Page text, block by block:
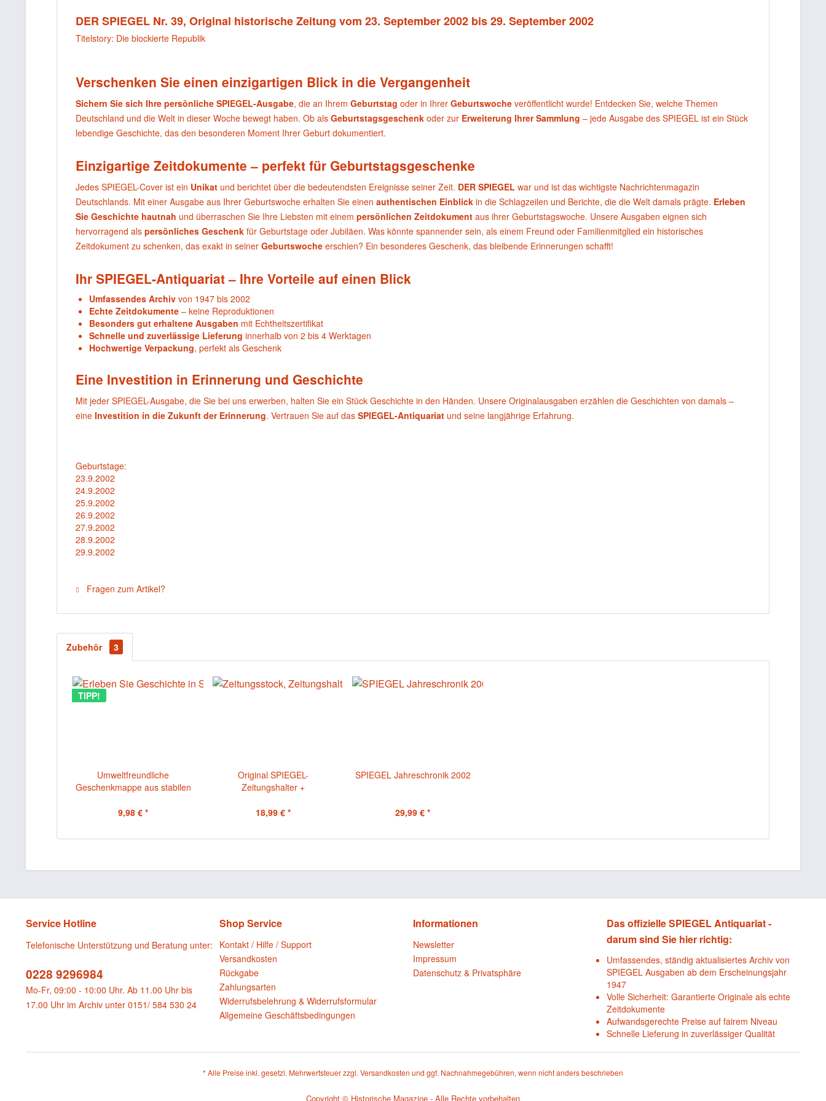
DER SPIEGEL Nr. 39, Original historische Zeitung vom 23. September 2002 bis 29. September 2002
Titelstory: Die blockierte Republik
Verschenken Sie einen einzigartigen Blick in die Vergangenheit
Sichern Sie sich Ihre persönliche SPIEGEL-Ausgabe, die an Ihrem Geburtstag oder in Ihrer Geburtswoche veröffentlicht wurde! Entdecken Sie, welche Themen
Deutschland und die Welt in dieser Woche bewegt haben. Ob als Geburtstagsgeschenk oder zur Erweiterung Ihrer Sammlung – jede Ausgabe des SPIEGEL ist ein Stück
lebendige Geschichte, das den besonderen Moment Ihrer Geburt dokumentiert.
Einzigartige Zeitdokumente – perfekt für Geburtstagsgeschenke
Jedes SPIEGEL-Cover ist ein Unikat und berichtet über die bedeutendsten Ereignisse seiner Zeit. DER SPIEGEL war und ist das wichtigste Nachrichtenmagazin
Deutschlands. Mit einer Ausgabe aus Ihrer Geburtswoche erhalten Sie einen authentischen Einblick in die Schlagzeilen und Berichte, die die Welt damals prägte. Erleben
Sie Geschichte hautnah und überraschen Sie Ihre Liebsten mit einem persönlichen Zeitdokument aus ihrer Geburtstagswoche. Unsere Ausgaben eignen sich
hervorragend als persönliches Geschenk für Geburtstage oder Jubiläen. Was könnte spannender sein, als einem Freund oder Familienmitglied ein historisches
Zeitdokument zu schenken, das exakt in seiner Geburtswoche erschien? Ein besonderes Geschenk, das bleibende Erinnerungen schafft!
Ihr SPIEGEL-Antiquariat – Ihre Vorteile auf einen Blick
Umfassendes Archiv von 1947 bis 2002
Echte Zeitdokumente – keine Reproduktionen
Besonders gut erhaltene Ausgaben mit Echtheitszertifikat
Schnelle und zuverlässige Lieferung innerhalb von 2 bis 4 Werktagen
Hochwertige Verpackung, perfekt als Geschenk
Eine Investition in Erinnerung und Geschichte
Mit jeder SPIEGEL-Ausgabe, die Sie bei uns erwerben, halten Sie ein Stück Geschichte in den Händen. Unsere Originalausgaben erzählen die Geschichten von damals –
eine Investition in die Zukunft der Erinnerung. Vertrauen Sie auf das SPIEGEL-Antiquariat und seine langjährige Erfahrung.
Geburtstage:
23.9.2002
24.9.2002
25.9.2002
26.9.2002
27.9.2002
28.9.2002
29.9.2002
Fragen zum Artikel?
Zubehör 3
TIPP!
Umweltfreundliche
Geschenkmappe aus stabilen
9,98 € *
Original SPIEGEL-
Zeitungshalter +
18,99 € *
SPIEGEL Jahreschronik 2002
29,99 € *
Service Hotline
Telefonische Unterstützung und Beratung unter:
0228 9296984
Mo-Fr, 09:00 - 10:00 Uhr. Ab 11.00 Uhr bis
17.00 Uhr im Archiv unter 0151/ 584 530 24
Shop Service
Kontakt / Hilfe / Support
Versandkosten
Rückgabe
Zahlungsarten
Widerrufsbelehrung & Widerrufsformular
Allgemeine Geschäftsbedingungen
Informationen
Newsletter
Impressum
Datenschutz & Privatsphäre
Das offizielle SPIEGEL Antiquariat -
darum sind Sie hier richtig:
Umfassendes, ständig aktualisiertes Archiv von
SPIEGEL Ausgaben ab dem Erscheinungsjahr
1947
Volle Sicherheit: Garantierte Originale als echte
Zeitdokumente
Aufwandsgerechte Preise auf fairem Niveau
Schnelle Lieferung in zuverlässiger Qualität
* Alle Preise inkl. gesetzl. Mehrwertsteuer zzgl. Versandkosten und ggf. Nachnahmegebühren, wenn nicht anders beschrieben
Copyright © Historische Magazine - Alle Rechte vorbehalten